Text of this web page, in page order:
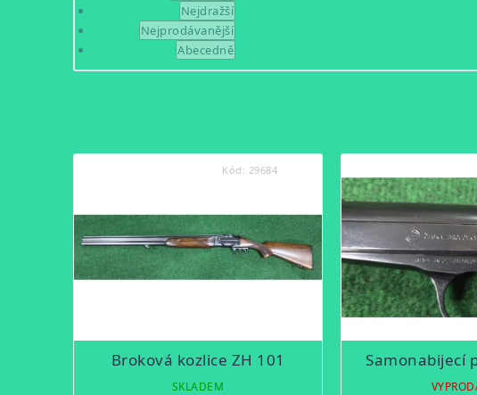
produktů Nejdražší
Nejprodávanější
Abecedně
Broková kozlice ZH 101
SKLADEM
Kód: 29684
Samonabijecí